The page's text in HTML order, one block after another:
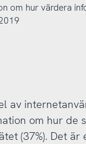
om hur värdera
av
om hur de
(37%). Det är